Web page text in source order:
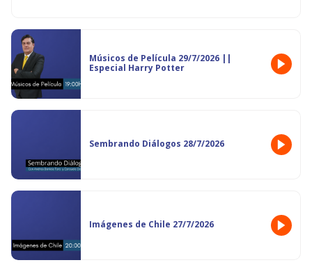
Músicos de Película 29/7/2026 ||
Especial Harry Potter
Sembrando Diálogos 28/7/2026
Imágenes de Chile 27/7/2026